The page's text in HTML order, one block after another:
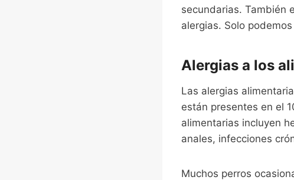
secundarias. También
alergias. Solo
Alergias a los
Las alergias
están presentes en el
alimentarias incluyen
anales, infecciones
Muchos perros